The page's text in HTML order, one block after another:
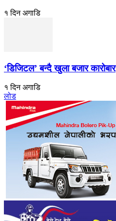
१ दिन अगाडि
‘डिजिटल’ बन्दै खुला बजार कारोबार
१ दिन अगाडि
लोड